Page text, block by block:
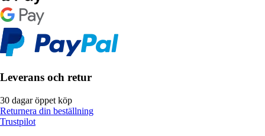
Leverans och retur
30 dagar öppet köp
Returnera din beställning
Trustpilot